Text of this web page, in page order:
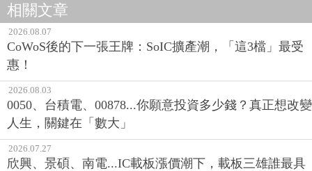
相關文章
2026.08.07
CoWoS後的下一張王牌：SoIC擴產潮，「這3檔」最受
惠！
2026.08.03
0050、台積電、00878...你願意投資多少錢？真正想改變
人生，關鍵在「數大」
2026.07.27
欣興、景碩、南電...IC載板漲價潮下，載板三雄誰最具